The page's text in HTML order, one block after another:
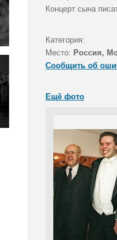
Концерт сына
Категория:
Место: Россия,
Сообщить об
Ещё фото